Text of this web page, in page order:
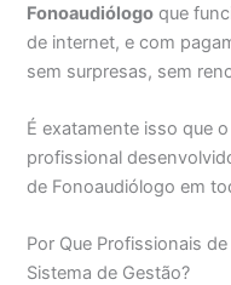
Fonoaudiólogo que
de internet, e com
sem surpresas, sem
É exatamente isso que o
profissional
de Fonoaudiólogo em
Por Que Profissionais
Sistema de Gestão?